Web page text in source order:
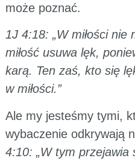
może poznać.
1J 4:18: „W miłości nie
miłość usuwa lęk,
karą. Ten zaś, kto się
w miłości.”
Ale my jesteśmy tymi,
wybaczenie odkrywają
4:10: „W tym przejawia